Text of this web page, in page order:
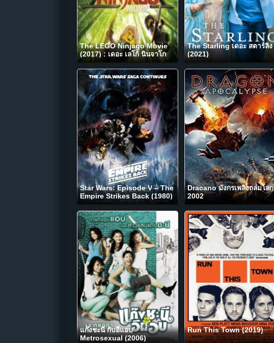
The LEGO Ninjago Movie
(2017) : เดอะ เลโก้ นินจาโก
มูฟวี่
The Starling เดอะ สตาร์ลิง
(2021)
Star Wars: Episode V – The
Empire Strikes Back (1980)
สตาร์ วอร์ส เอพพิโซด 5:
จักรวรรดิเอมไพร์โต้กลับ
Dracano มังกรเพลิงถล่มโลก
2002
แก๊งชะนี กับอีแอบ
Metrosexual (2006)
Run This Town (2019)